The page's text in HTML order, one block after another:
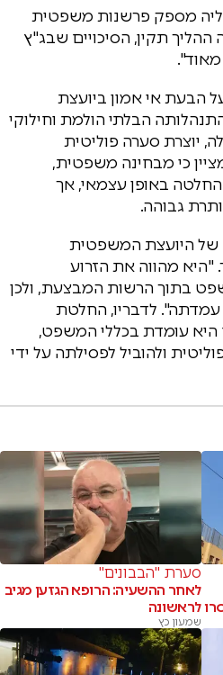
מספק פרשנות משפטית
תקין, הסיכויים שבג"ץ
הבעת אי אמון ביועצת
הבלתי הולמת וחילוקי
יוצרת סערה פוליטית
כי מבחינה משפטית,
באופן עצמאי, אך
גבוהה.
של היועצת המשפטית
"היא מהווה את הזרוע
בתוך הרשות המבצעת, ולכן
לדבריו, החלטת
עומדת בכללי המשפט,
ולהוביל לפסילתה על ידי
סערת "הבבונים"
לאחר ההשעיה: הרופא הגזען מגיב
לראשונה
שמעון כץ